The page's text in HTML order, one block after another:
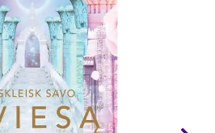
ir motinos Gamtos galių
Todėl norėdami pažinti
turime atsižvelgti į
egzistencijos dalį.